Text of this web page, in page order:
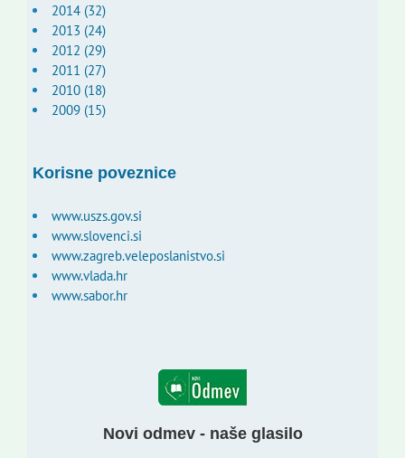
2014 (32)
2013 (24)
2012 (29)
2011 (27)
2010 (18)
2009 (15)
Korisne poveznice
www.uszs.gov.si
www.slovenci.si
www.zagreb.veleposlanistvo.si
www.vlada.hr
www.sabor.hr
Novi odmev - naše glasilo